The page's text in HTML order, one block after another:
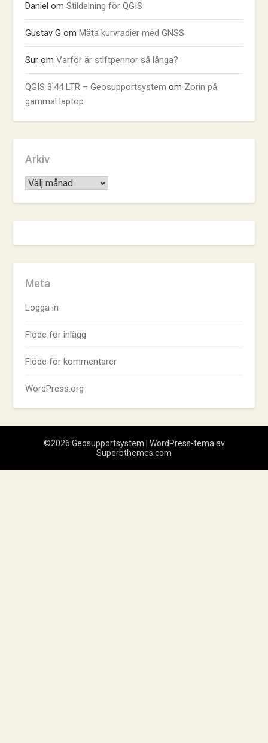
Daniel omStildelning för QGIS
Gustav G omMäta kurvradier med GNSS
Sur omVarför är stiftpennor så långa?
QGIS 3.44 LTR – Geosupportsystem om Zorin på
gammal laptop
Arkiv
Arkiv
Meta
Logga in
Flöde för inlägg
Flöde för kommentarer
WordPress.org
©2026 Geosupportsystem
| WordPress-tema av
Superbthemes.com